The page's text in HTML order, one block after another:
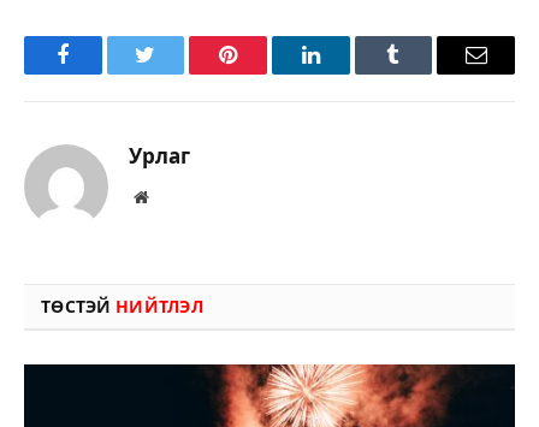
FacebookTwitter Pinterest LinkedInTumblr Имэйл
Урлаг
Вэбсайт
ТӨСТЭЙ НИЙТЛЭЛ